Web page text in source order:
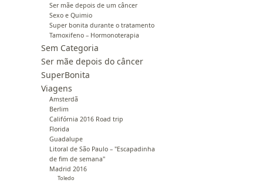
Ser mãe depois de um câncer
Sexo e Quimio
Super bonita durante o tratamento
Tamoxifeno – Hormonoterapia
Sem Categoria
Ser mãe depois do câncer
SuperBonita
Viagens
Amsterdã
Berlim
Califórnia 2016 Road trip
Florida
Guadalupe
Litoral de São Paulo – "Escapadinha
de fim de semana"
Madrid 2016
Toledo